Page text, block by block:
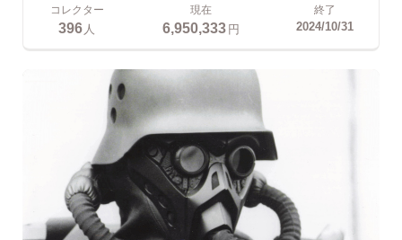
コレクター
396人
現在
6,950,333円
終了
2024/10/31